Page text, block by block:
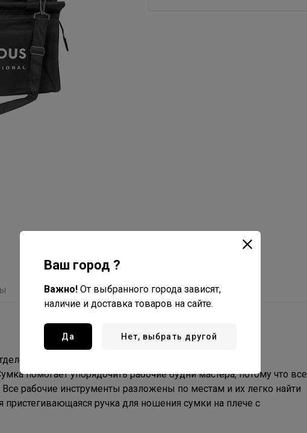
карманом-разделителем на молнии и двумя
помогает упорядочить рабочие будни мастера, потому что все
рабочие инструменты разложены по местам и их легко найти
ручка для ношения сумки на плече с
Ваш город ?
Важно! От выбранного города зависят,
наличие и доставка товаров на сайте.
Да Нет, выбрать другой